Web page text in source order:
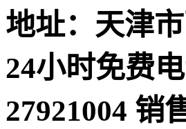
地址：天津
24小时免费
27921004 销